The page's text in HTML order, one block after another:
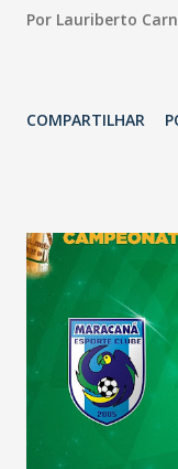
Por Lauriberto
COMPARTILHAR